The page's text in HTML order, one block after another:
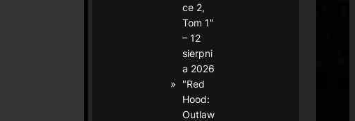
ce 2,
Tom 1"
– 12
sierpni
a 2026
"Red
Hood:
Outlaw